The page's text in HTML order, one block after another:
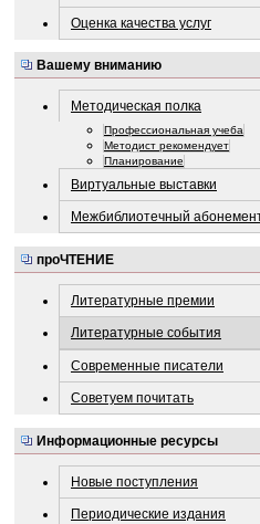
Оценка качества услуг
Вашему вниманию
Методическая полка
Профессиональная учеба
Методист рекомендует
Планирование
Виртуальные выставки
Межбиблиотечный
проЧТЕНИЕ
Литературные премии
Литературные события
Современные писатели
Советуем почитать
Информационные ресурсы
Новые поступления
Периодические издания